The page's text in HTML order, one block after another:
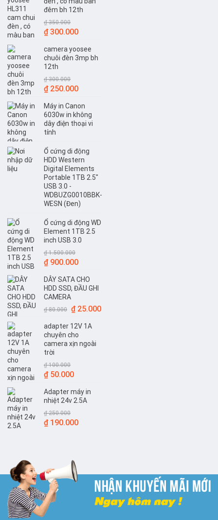
đêm bh 12th
₫350.000
Giá
là:
₫ 350.000.
₫300.000Giá
tại
là:
camera yoosee
chuôi đèn 3mp bh
12th
₫300.000
Giá
là:
₫ 300.000.
₫250.000Giá
tại
là:
₫ 250.000.
Máy in Canon
6030w in không
dây điện thoại vi
tính
Ổ cứng di động
HDD Western
Digital Elements
Portable 1TB 2.5"
USB 3.0 -
WDBUZG0010BBK-
WESN (Đen)
Ổ cứng di động WD
Element 1TB 2.5
inch USB 3.0
₫1.500.000
Giá
là:
₫ 1.500.000.
₫900.000Giá
tại
là:
DÂY SATA CHO
HDD SSD, ĐẦU GHI
CAMERA
₫80.000 Giá
là:
₫ 80.000.
₫25.000Giá
adapter 12V 1A
chuyên cho
camera xịn ngoài
trời
₫100.000
Giá
là:
₫ 100.000.
₫50.000Giá
tại
là:
Adapter máy in
nhiệt 24v 2.5A
₫250.000
Giá
₫190.000Giá